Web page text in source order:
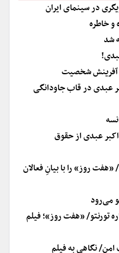
در سینمای ایران
و خاطره
شد
آفرینش شخصیت
عبدی در قاب جاودانگی
عبدی از حقوق
روز» را با بیانِ فعالان
می‌رود
تورنتو/ «هفت روز»؛ فیلم
امن/ نگاهی به فیلم